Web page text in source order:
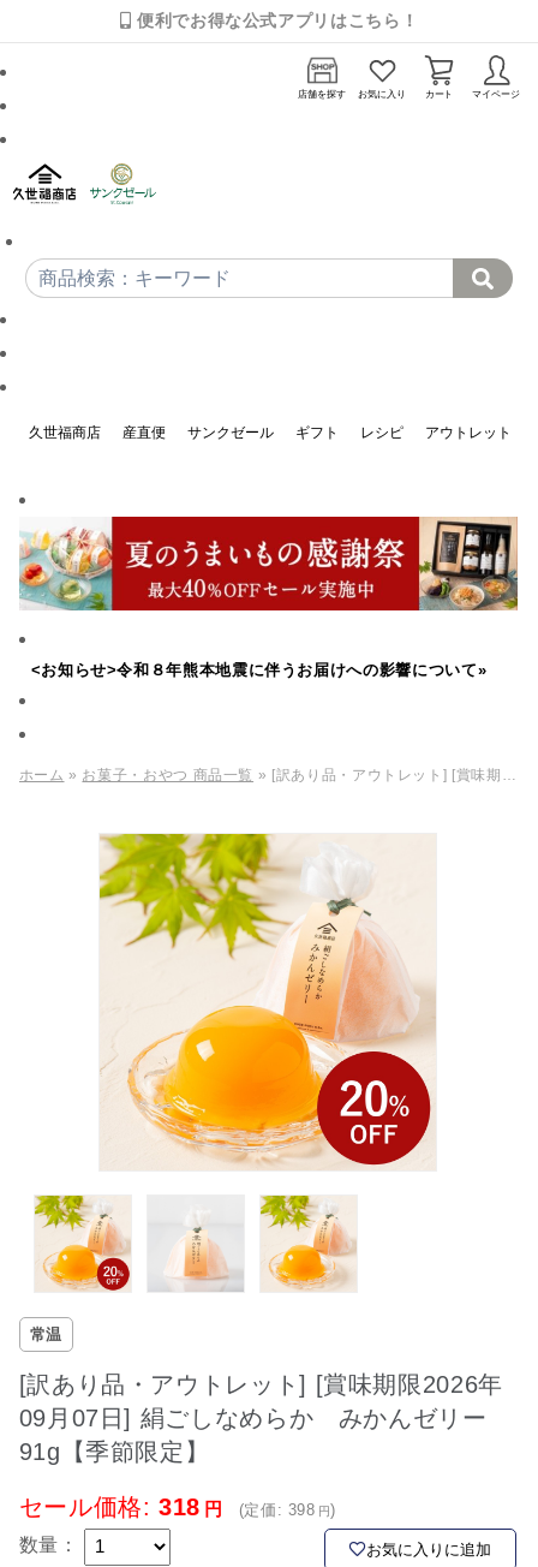
便利でお得な公式アプリはこちら！
店舗を探す お気に入り カート マイページ
久世福商店 産直便 サンクゼール ギフト レシピ アウトレット
<お知らせ>令和８年熊本地震に伴うお届けへの影響について»
ホーム » お菓子・おやつ 商品一覧 » [訳あり品・アウトレット] [賞味期限2026年09月07日] 絹ごしなめらか みかんゼリー 91g【季節限定】
常温
[訳あり品・アウトレット] [賞味期限2026年
09月07日] 絹ごしなめらか みかんゼリー
91g【季節限定】
セール価格:318 (定価: 398 )
数量： お気に入りに追加